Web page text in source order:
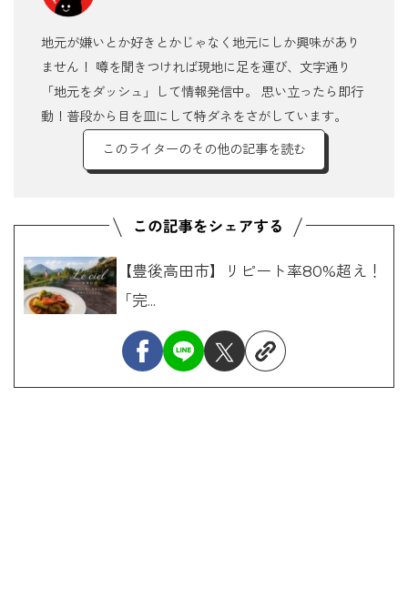
地元が嫌いとか好きとかじゃなく地元にしか興味があり
ません！ 噂を聞きつければ現地に足を運び、文字通り
「地元をダッシュ」して情報発信中。 思い立ったら即行
動！普段から目を皿にして特ダネをさがしています。
このライターのその他の記事を読む
【豊後高田市】リピート率80%超え！
「完...